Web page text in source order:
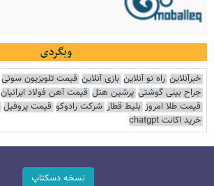
وبگردی
خبرآنلاین راه نو آنلاین بازی آنلاین قیمت تلویزیون سونی
جراح بینی گوشتی پرشین هتل قیمت آهن فولاد ایرانیان
قیمت طلا امروز بلیط قطار شرکت رادوکو قیمت پروفیل
خرید اکانت chatgpt
نسخه دسکتاپ